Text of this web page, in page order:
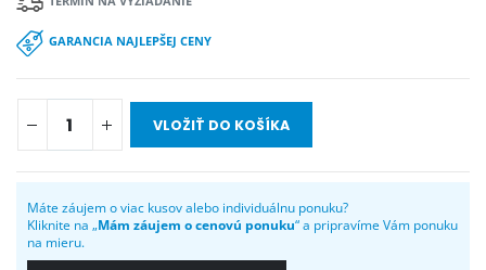
GARANCIA NAJLEPŠEJ CENY
VLOŽIŤ DO KOŠÍKA
Máte záujem o viac kusov alebo individuálnu ponuku?
Kliknite na „Mám záujem o cenovú ponuku“ a pripravíme Vám ponuku
na mieru.